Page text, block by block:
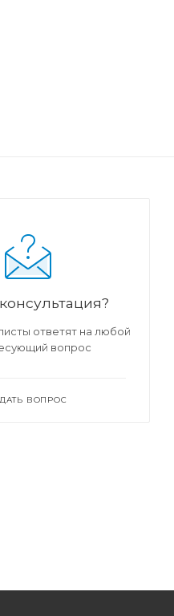
ответят на любой
вопрос
ВОПРОС